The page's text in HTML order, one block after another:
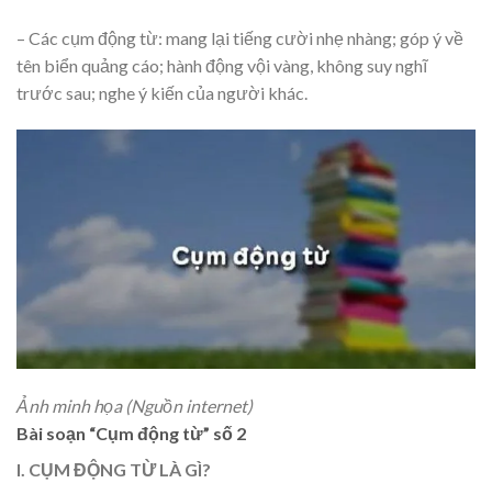
– Các cụm động từ: mang lại tiếng cười nhẹ nhàng; góp ý về
tên biển quảng cáo; hành động vội vàng, không suy nghĩ
trước sau; nghe ý kiến của người khác.
Ảnh minh họa (Nguồn internet)
Bài soạn “Cụm động từ” số 2
I. CỤM ĐỘNG TỪ LÀ GÌ?